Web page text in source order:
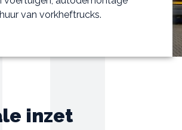
van vorkheftrucks.
inzet